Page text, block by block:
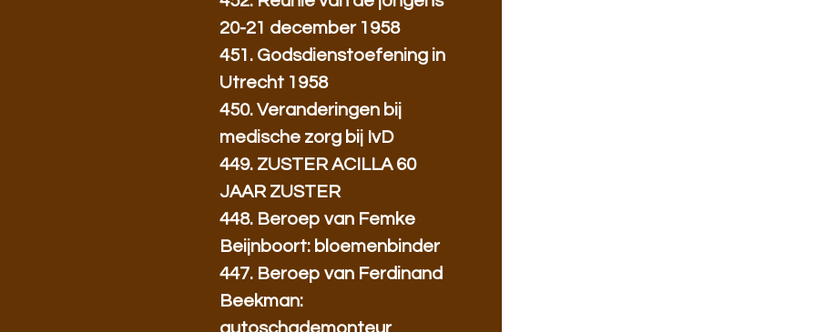
20-21 december 1958
451. Godsdienstoefening in
Utrecht 1958
450. Veranderingen bij
medische zorg bij IvD
449. ZUSTER ACILLA 60
JAAR ZUSTER
448. Beroep van Femke
Beijnboort: bloemenbinder
447. Beroep van Ferdinand
Beekman:
autoschademonteur